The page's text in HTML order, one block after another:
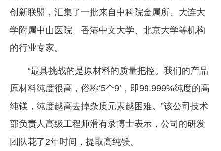
创新联盟，汇集了一批来自中科院金属所、大连大
学附属中山医院、香港中文大学、北京大学等机构
的行业专家。
“最具挑战的是原材料的质量把控。我们的产品
原材料纯度很高，俗称‘5个9’，即99.999%纯度的高
纯镁，纯度越高去掉杂质元素越困难。”该公司技术
部负责人高级工程师滑有录博士表示，公司的研发
团队花了2年时间，提取高纯镁。